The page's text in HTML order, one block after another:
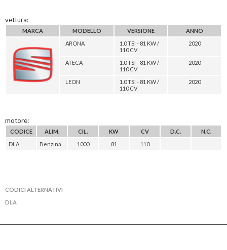
vettura:
MARCA MODELLO VERSIONE
ANNO
ARONA
1.0 TSI - 81 KW /
110 CV
2020
ATECA
1.0 TSI - 81 KW /
110 CV
2020
LEON
1.0 TSI - 81 KW /
110 CV
2020
motore:
CODICE ALIM. CIL. KW CV D.C.
N.C.
DLA
Benzina 1000 81 110
CODICI ALTERNATIVI
DLA